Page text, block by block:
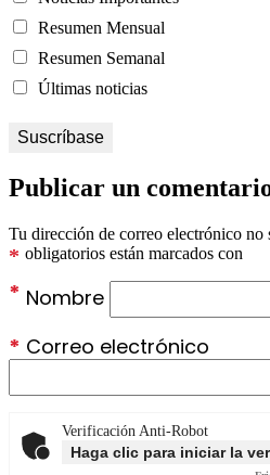
Resumen Mensual
Resumen Semanal
Últimas noticias
Publicar un
Tu dirección de correo electrónico no
obligatorios están marcados con
*
Nombre
*
Correo electrónico
*
Verificación Anti-Robot
Haga clic para iniciar la